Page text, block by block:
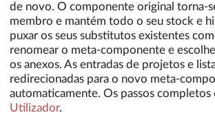
de novo. O componente original torna-
membro e mantém todo o seu stock e
puxar os seus substitutos existentes
renomear o meta-componente e
os anexos. As entradas de projetos e
redirecionadas para o novo meta-
automaticamente. Os passos completos
Utilizador.